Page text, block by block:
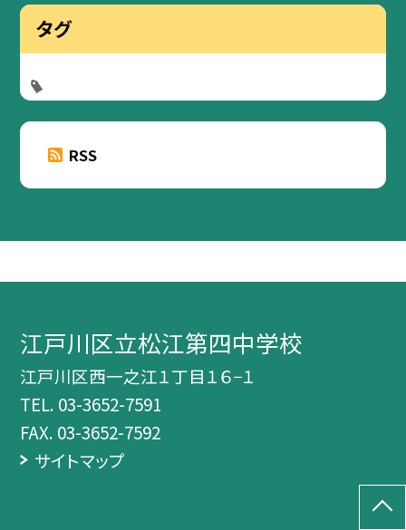
タグ
RSS
江戸川区立松江第四中学校
江戸川区西一之江１丁目１６−１
TEL. 03-3652-7591
FAX. 03-3652-7592
サイトマップ